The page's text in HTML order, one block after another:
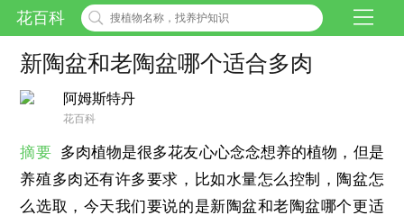
花百科
新陶盆和老陶盆哪个适合多肉
阿姆斯特丹
花百科
摘要 多肉植物是很多花友心心念念想养的植物，但是
养殖多肉还有许多要求，比如水量怎么控制，陶盆怎
么选取，今天我们要说的是新陶盆和老陶盆哪个更适